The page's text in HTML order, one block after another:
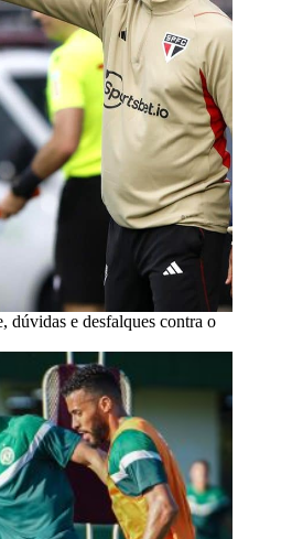
dúvidas e desfalques contra o